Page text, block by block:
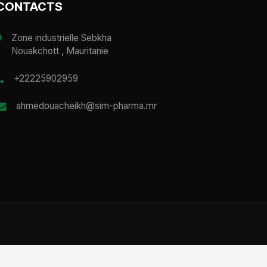
Zone industrielle Sebkha
Nouakchott , Mauritanie
+22225902959
ahmedouacheikh@sim-pharma.mr